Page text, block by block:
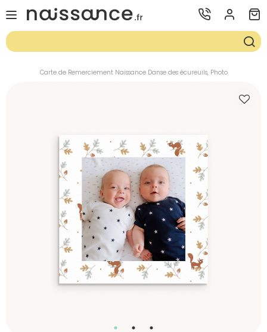
Carte de Remerciement Naissance Danse des écureuils, Photo